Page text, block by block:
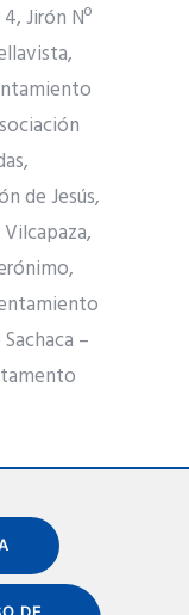
Jirón Nº
de Jesús,
–